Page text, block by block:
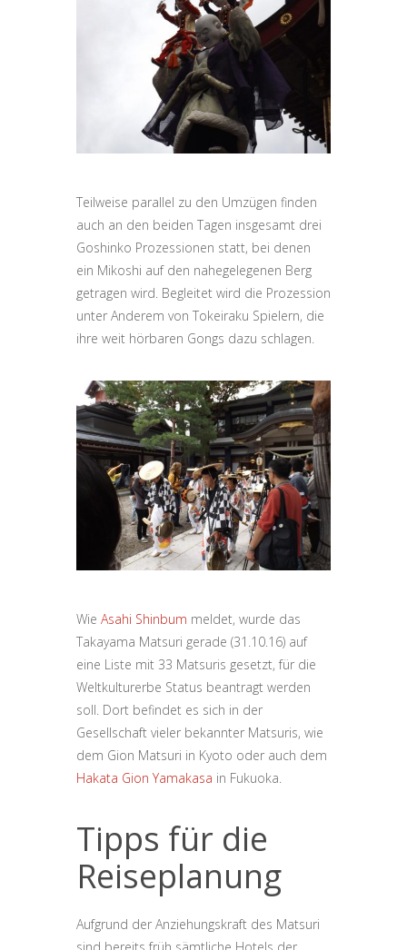
Teilweise parallel zu den Umzügen finden
auch an den beiden Tagen insgesamt drei
Goshinko Prozessionen statt, bei denen
ein Mikoshi auf den nahegelegenen Berg
getragen wird. Begleitet wird die Prozession
unter Anderem von Tokeiraku Spielern, die
ihre weit hörbaren Gongs dazu schlagen.
Wie Asahi Shinbum meldet, wurde das
Takayama Matsuri gerade (31.10.16) auf
eine Liste mit 33 Matsuris gesetzt, für die
Weltkulturerbe Status beantragt werden
soll. Dort befindet es sich in der
Gesellschaft vieler bekannter Matsuris, wie
dem Gion Matsuri in Kyoto oder auch dem
Hakata Gion Yamakasa in Fukuoka.
Tipps für die
Reiseplanung
Aufgrund der Anziehungskraft des Matsuri